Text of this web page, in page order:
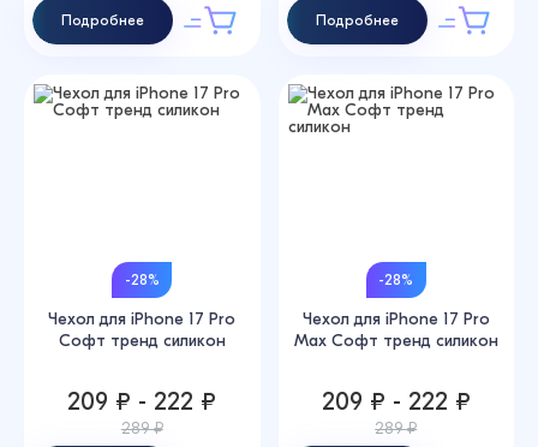
Подробнее Подробнее
-28%
Чехол для iPhone 17 Pro
Софт тренд силикон
209 ₽ - 222 ₽
289 ₽
-28%
Чехол для iPhone 17 Pro
Max Софт тренд силикон
209 ₽ - 222 ₽
289 ₽